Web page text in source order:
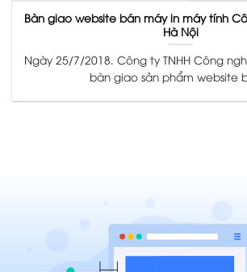
Bàn giao website bán máy in máy tính
Hà Nội
Ngày 25/7/2018. Công ty TNHH Công
bàn giao sản phẩm website